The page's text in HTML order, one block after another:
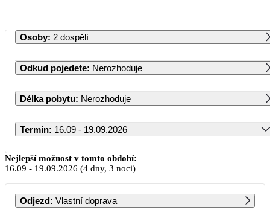
Osoby: 2 dospělí
Odkud pojedete: Nerozhoduje
Délka pobytu: Nerozhoduje
Termín: 16.09 - 19.09.2026
Září 2026
PO ÚT ST ČT PÁ SO NE
Nejlepší možnost v tomto období:
16.09 - 19.09.2026 (4 dny, 3 noci)
Odjezd: Vlastní doprava